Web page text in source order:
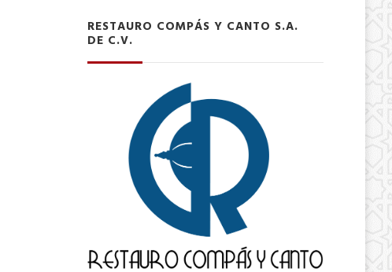
RESTAURO COMPÁS Y CANTO S.A.
DE C.V.